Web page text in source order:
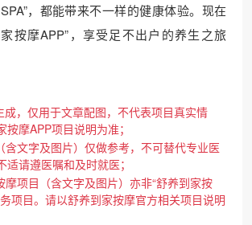
，都能带来不一样的健康体验。现在
按摩APP”，享受足不出户的养生之旅
成，仅用于文章配图，不代表项目真实情
摩APP项目说明为准；
含文字及图片）仅做参考，不可替代专业医
请遵医嘱和及时就医；
摩项目（含文字及图片）亦非“舒养到家按
项目。请以舒养到家按摩官方相关项目说明